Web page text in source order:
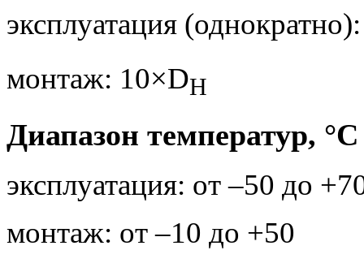
эксплуатация
монтаж: 10×DH
Диапазон температур, °С
эксплуатация: от –50 до
монтаж: от –10 до +50